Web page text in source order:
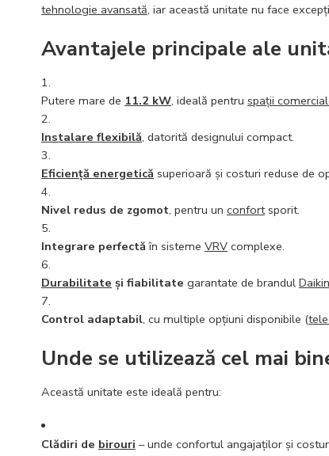
tehnologie avansată, iar această unitate nu face
Avantajele principale ale
Putere mare de 11.2 kW, ideală pentru spații
Instalare flexibilă, datorită designului compact.
Eficiență energetică superioară și costuri reduse de
Nivel redus de zgomot, pentru un confortsporit.
Integrare perfectă în sisteme VRV complexe.
Durabilitate și fiabilitate garantate de brandul Daikin
Control adaptabil, cu multiple opțiuni disponibile (
Unde se utilizează cel mai
Această unitate este ideală pentru:
Clădiri de birouri – unde confortul angajaților și